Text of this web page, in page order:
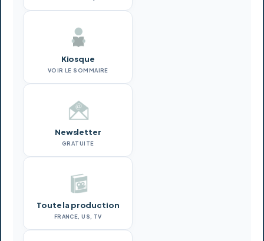
Kiosque
VOIR LE SOMMAIRE
Newsletter
GRATUITE
Toute la production
FRANCE, US, TV